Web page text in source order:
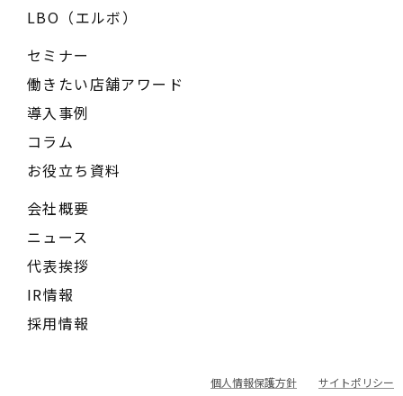
LBO（エルボ）
セミナー
働きたい店舗アワード
導入事例
コラム
お役立ち資料
会社概要
ニュース
代表挨拶
IR情報
採用情報
個人情報保護方針 サイトポリシー